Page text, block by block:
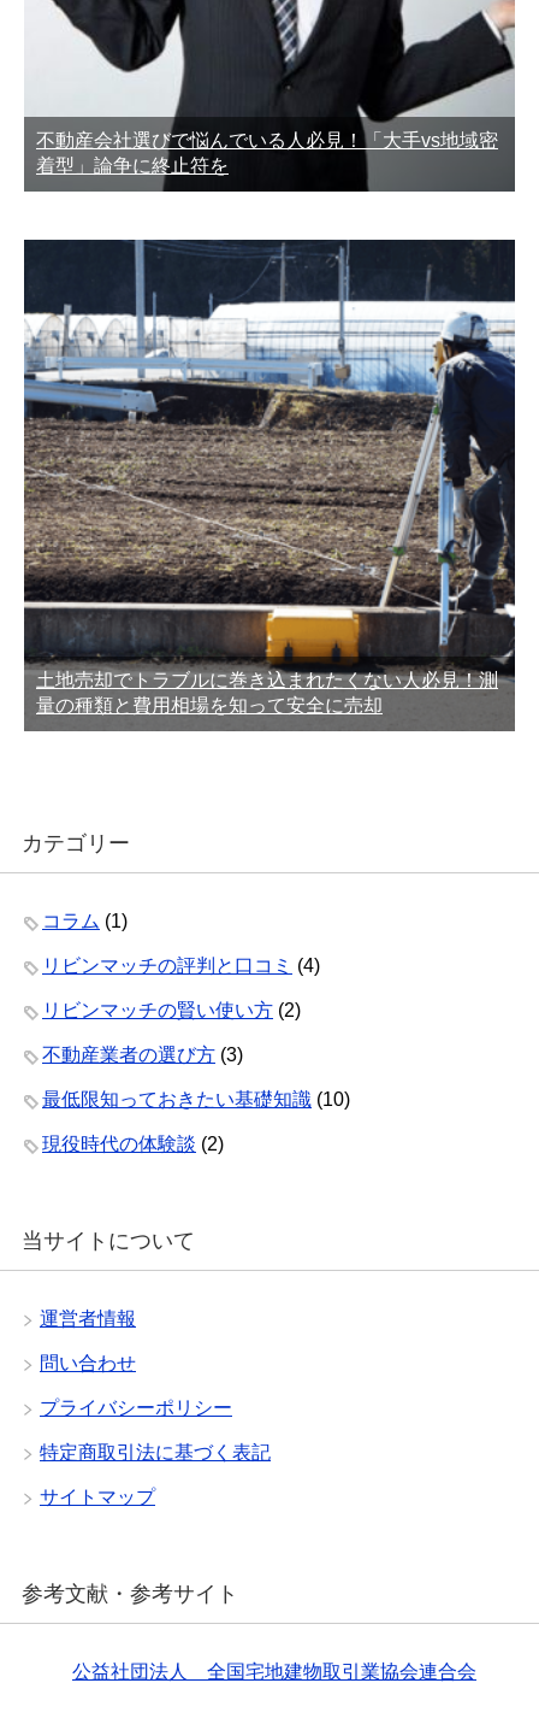
不動産会社選びで悩んでいる人必見！「大手vs地域密
着型」論争に終止符を
土地売却でトラブルに巻き込まれたくない人必見！測
量の種類と費用相場を知って安全に売却
カテゴリー
コラム (1)
リビンマッチの評判と口コミ (4)
リビンマッチの賢い使い方 (2)
不動産業者の選び方 (3)
最低限知っておきたい基礎知識 (10)
現役時代の体験談 (2)
当サイトについて
運営者情報
問い合わせ
プライバシーポリシー
特定商取引法に基づく表記
サイトマップ
参考文献・参考サイト
公益社団法人 全国宅地建物取引業協会連合会